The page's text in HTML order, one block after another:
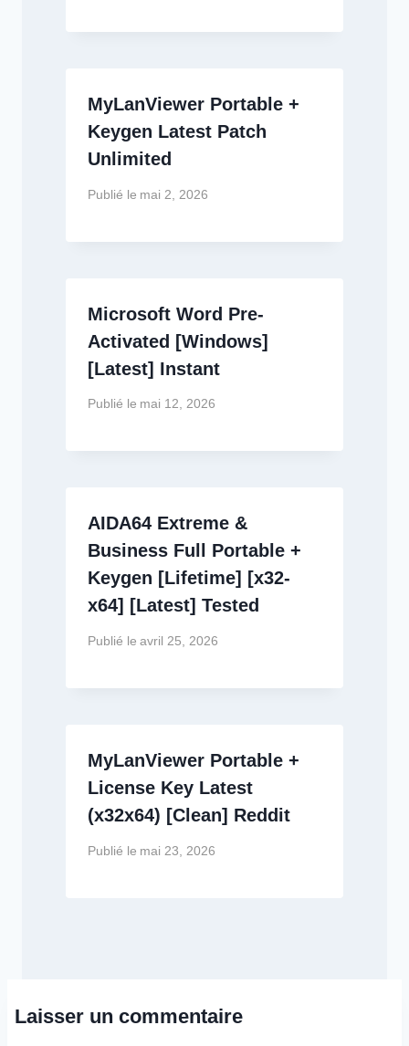
MyLanViewer Portable +
Keygen Latest Patch
Unlimited
Publié le mai 2, 2026
Microsoft Word Pre-
Activated [Windows]
[Latest] Instant
Publié le mai 12, 2026
AIDA64 Extreme &
Business Full Portable +
Keygen [Lifetime] [x32-
x64] [Latest] Tested
Publié le avril 25, 2026
MyLanViewer Portable +
License Key Latest
(x32x64) [Clean] Reddit
Publié le mai 23, 2026
Laisser un commentaire